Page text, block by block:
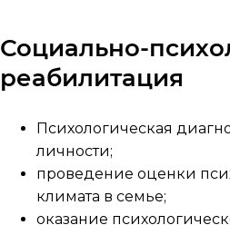
Социально-
реабилитация
Психологическая
личности;
проведение оценки
климата в семье;
оказание